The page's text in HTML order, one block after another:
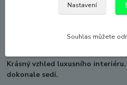
Velmi snadná montáž, dokonale
Krásný vzhled luxusního
dokonale sedí.
Nastavení
Souhlas můžete